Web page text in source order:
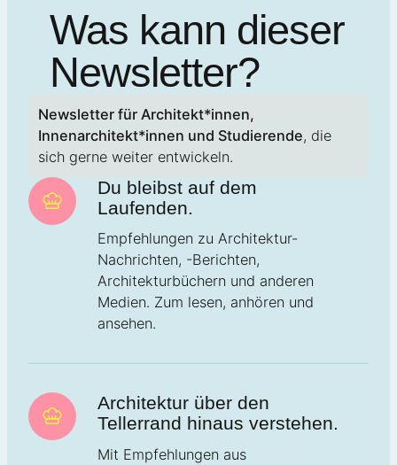
Was kann dieser
Newsletter?
Newsletter für Architekt*innen,
Innenarchitekt*innen und Studierende, die
sich gerne weiter entwickeln.
Du bleibst auf dem
Laufenden.
Empfehlungen zu Architektur-
Nachrichten, -Berichten,
Architekturbüchern und anderen
Medien. Zum lesen, anhören und
ansehen.
Architektur über den
Tellerrand hinaus verstehen.
Mit Empfehlungen aus